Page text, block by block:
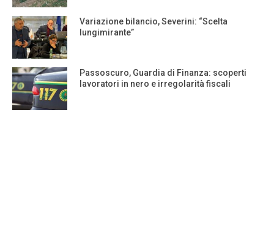
Variazione bilancio, Severini: “Scelta
lungimirante”
Passoscuro, Guardia di Finanza: scoperti
lavoratori in nero e irregolarità fiscali